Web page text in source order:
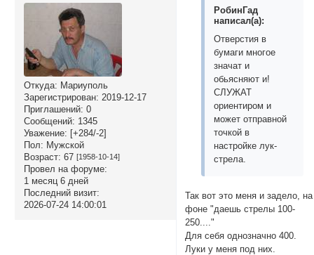
Откуда: Мариуполь
Зарегистрирован: 2019-12-17
Приглашений: 0
Сообщений: 1345
Уважение: [+284/-2]
Пол: Мужской
Возраст: 67 [1958-10-14]
Провел на форуме:
1 месяц 6 дней
Последний визит:
2026-07-24 14:00:01
РобинГад
написал(а):
Отверстия в
бумаги многое
значат и
обьясняют и!
СЛУЖАТ
ориентиром и
может отправной
точкой в
настройке лук-
стрела.
Так вот это меня и задело, на
фоне "даешь стрелы 100-
250...."
Для себя однозначно 400.
Луки у меня под них.